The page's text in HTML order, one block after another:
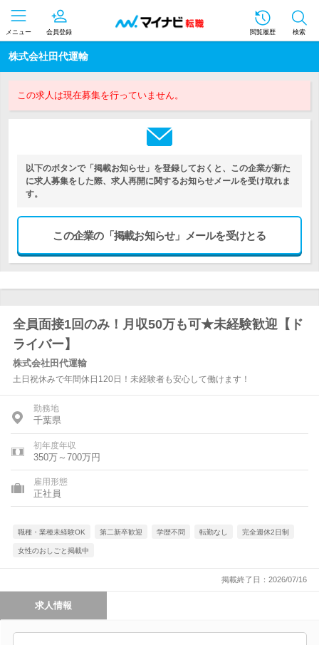
メニュー 会員登録 閲覧履歴 検索
株式会社田代運輸
この求人は現在募集を行っていません。
以下のボタンで「掲載お知らせ」を登録しておくと、この企業が新た
に求人募集をした際、求人再開に関するお知らせメールを受け取れま
す。
この企業の「掲載お知らせ」メールを受けとる
全員面接1回のみ！月収50万も可★未経験歓迎【ド
ライバー】
株式会社田代運輸
土日祝休みで年間休日120日！未経験者も安心して働けます！
勤務地
千葉県
初年度年収
350万～700万円
雇用形態
正社員
職種・業種未経験OK 第二新卒歓迎 学歴不問 転勤なし 完全週休2日制
女性のおしごと掲載中
掲載終了日：2026/07/16
求人情報